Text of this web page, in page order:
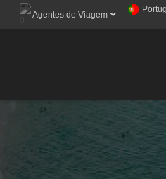
Agentes de Viagem